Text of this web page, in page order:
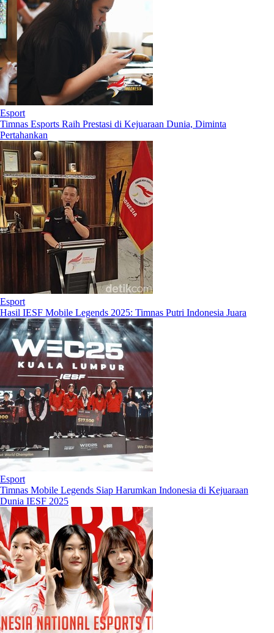
Esport
Timnas Esports Raih Prestasi di Kejuaraan Dunia, Diminta
Pertahankan
Esport
Hasil IESF Mobile Legends 2025: Timnas Putri Indonesia Juara
Esport
Timnas Mobile Legends Siap Harumkan Indonesia di Kejuaraan
Dunia IESF 2025